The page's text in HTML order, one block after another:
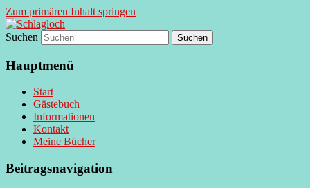
Zum primären Inhalt springen
Schlagloch
supersberger taggedanken
Suchen
Hauptmenü
Start
Gästebuch
Informationen
Kontakt
Meine Bücher
Beitragsnavigation